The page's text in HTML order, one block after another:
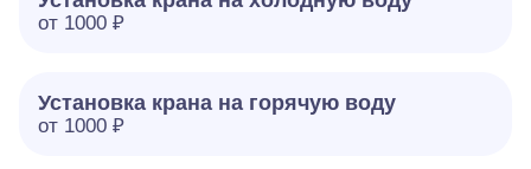
от 1000 ₽
Установка крана на горячую воду
от 1000 ₽